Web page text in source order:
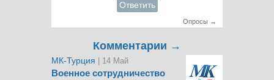
Ответить
Опросы →
Комментарии →
МК-Турция | 14 Май
Военное сотрудничество